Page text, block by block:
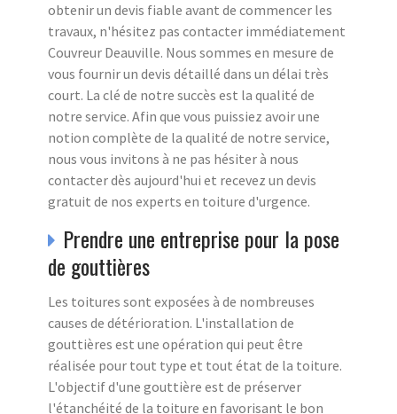
obtenir un devis fiable avant de commencer les
travaux, n'hésitez pas contacter immédiatement
Couvreur Deauville. Nous sommes en mesure de
vous fournir un devis détaillé dans un délai très
court. La clé de notre succès est la qualité de
notre service. Afin que vous puissiez avoir une
notion complète de la qualité de notre service,
nous vous invitons à ne pas hésiter à nous
contacter dès aujourd'hui et recevez un devis
gratuit de nos experts en toiture d'urgence.
Prendre une entreprise pour la pose
de gouttières
Les toitures sont exposées à de nombreuses
causes de détérioration. L'installation de
gouttières est une opération qui peut être
réalisée pour tout type et tout état de la toiture.
L'objectif d'une gouttière est de préserver
l'étanchéité de la toiture en favorisant le bon